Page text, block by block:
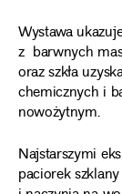
Wystawa
z barwnych
oraz szkła
chemicznych i
nowożytnym.
Najstarszymi
paciorek